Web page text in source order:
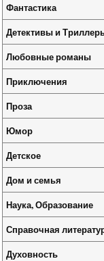
Фантастика
Детективы и
Любовные романы
Приключения
Проза
Юмор
Детское
Дом и семья
Наука, Образование
Справочная
Духовность